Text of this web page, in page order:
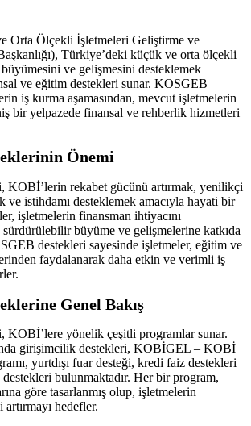
Orta Ölçekli İşletmeleri Geliştirme ve
Türkiye’deki küçük ve orta ölçekli
ve gelişmesini desteklemek
ve eğitim destekleri sunar. KOSGEB
iş kurma aşamasından, mevcut işletmelerin
bir yelpazede finansal ve rehberlik hizmetleri
Önemi
KOBİ’lerin rekabet gücünü artırmak, yenilikçi
ve istihdamı desteklemek amacıyla hayati bir
işletmelerin finansman ihtiyacını
sürdürülebilir büyüme ve gelişmelerine katkıda
destekleri sayesinde işletmeler, eğitim ve
faydalanarak daha etkin ve verimli iş
Genel Bakış
KOBİ’lere yönelik çeşitli programlar sunar.
girişimcilik destekleri, KOBİGEL – KOBİ
yurtdışı fuar desteği, kredi faiz destekleri
bulunmaktadır. Her bir program,
göre tasarlanmış olup, işletmelerin
hedefler.